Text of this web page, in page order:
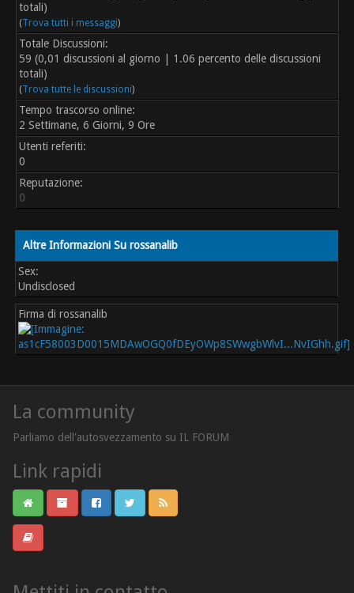
totali)
(Trova tutti i messaggi)
Totale Discussioni:
59 (0,01 discussioni al giorno | 1.06 percento delle discussioni
totali)
(Trova tutte le discussioni)
Tempo trascorso online:
2 Settimane, 6 Giorni, 9 Ore
Utenti referiti:
0
Reputazione:
0
Altre Informazioni Su rossanalib
Sex:
Undisclosed
Firma di rossanalib
La community
Parliamo dell'autosvezzamento su IL FORUM
Link rapidi